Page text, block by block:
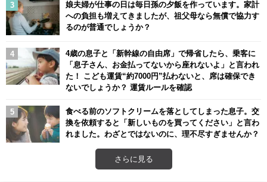
娘夫婦が仕事の日は毎日孫の夕飯を作っています。家計
への負担も増えてきましたが、祖父母なら無償で協力す
るのが普通でしょうか？
4歳の息子と「新幹線の自由席」で帰省したら、乗客に
「息子さん、お金払ってないから座れないよ」と言われ
た！ こども運賃“約7000円”払わないと、席は確保でき
ないでしょうか？ 運賃ルールを確認
食べる前のソフトクリームを落としてしまった息子。交
換を依頼すると「新しいものを買ってください」と言わ
れました。わざとではないのに、理不尽すぎませんか？
さらに見る